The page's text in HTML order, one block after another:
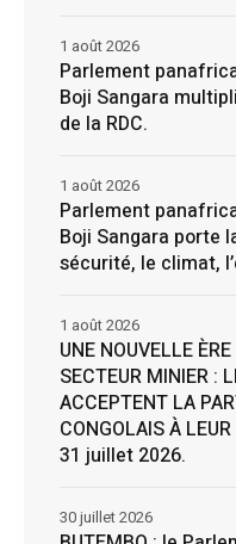
Parlement
Boji Sangara
de la RDC.
1 août 2026
Parlement
Boji Sangara porte
sécurité, le climat,
1 août 2026
UNE NOUVELLE
SECTEUR MINIER :
ACCEPTENT LA
CONGOLAIS À
31 juillet 2026.
1 août 2026
30 juillet 2026